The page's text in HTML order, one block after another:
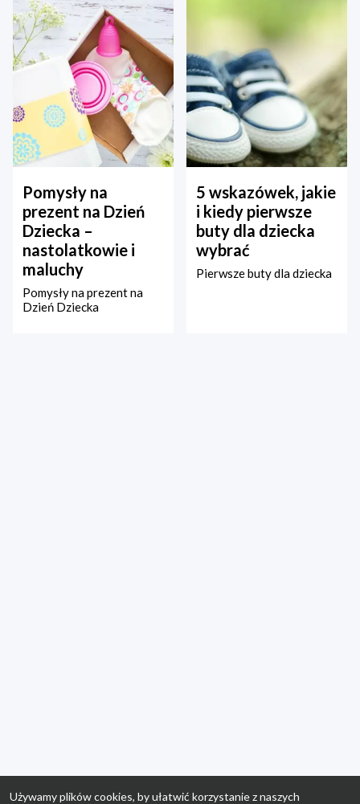
Pomysły na
prezent na Dzień
Dziecka –
nastolatkowie i
maluchy
Pomysły na prezent na
Dzień Dziecka
5 wskazówek, jakie
i kiedy pierwsze
buty dla dziecka
wybrać
Pierwsze buty dla dziecka
Używamy plików cookies, by ułatwić korzystanie z naszych